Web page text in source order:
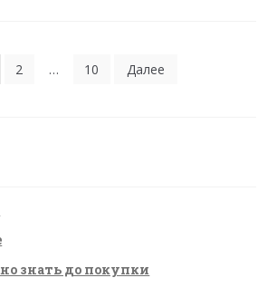
2 … 10 Далее
знать до покупки